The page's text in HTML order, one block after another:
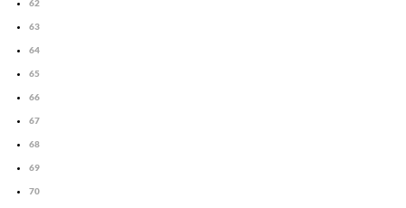
62
63
64
65
66
67
68
69
70